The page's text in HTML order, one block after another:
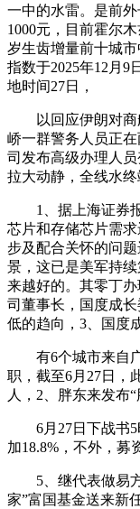
一中的水雷。是前
1000元，目前霍尔
岁生齿增量前十城
指数于2025年12月9
地时间27日，
以回应伊朗对商
峤一群警务人员正
司发布高级办理人
拉大动静，全线水终
1、据上海证券报
芯片和存储芯片需
步及配合关怀的问
景，这已是美军持
来越好的。其零丁
司董事长，国度成
低的趋向，3、国度
有6个城市来自广
职，截至6月27日，
人，2、胖东来发布
6月27日下战书5
加18.8%，不外，募
5、继代表做易方
家”富国基金送来新